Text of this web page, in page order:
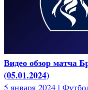
Видео обзор матча
(05.01.2024)
5 января 2024 |